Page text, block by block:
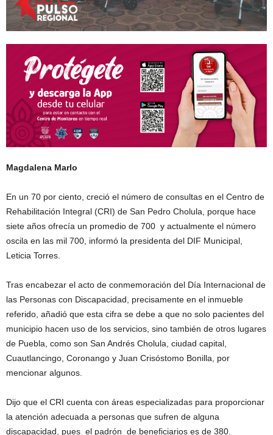
Magdalena Marlo
En un 70 por ciento, creció el número de consultas en el Centro de
Rehabilitación Integral (CRI) de San Pedro Cholula, porque hace
siete años ofrecía un promedio de 700 y actualmente el número
oscila en las mil 700, informó la presidenta del DIF Municipal,
Leticia Torres.
Tras encabezar el acto de conmemoración del Día Internacional de
las Personas con Discapacidad, precisamente en el inmueble
referido, añadió que esta cifra se debe a que no solo pacientes del
municipio hacen uso de los servicios, sino también de otros lugares
de Puebla, como son San Andrés Cholula, ciudad capital,
Cuautlancingo, Coronango y Juan Crisóstomo Bonilla, por
mencionar algunos.
Dijo que el CRI cuenta con áreas especializadas para proporcionar
la atención adecuada a personas que sufren de alguna
discapacidad, pues el padrón de beneficiarios es de 380.